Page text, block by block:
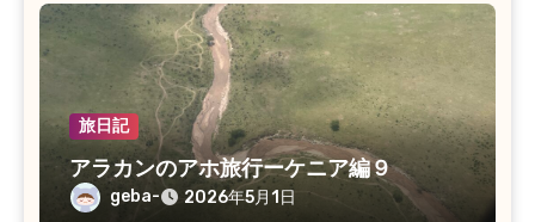
旅日記
アラカンのアホ旅行ーケニア編９
geba- 2026年5月1日